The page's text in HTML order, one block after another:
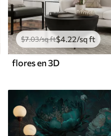
$7.03/sq ft$4 .22/sq ft
flores en 3D